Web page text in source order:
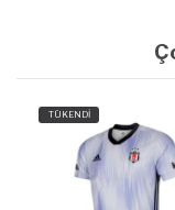
TÜKENDİ